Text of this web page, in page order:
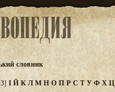
словник
ІЙКЛМНОПРС ТУФХЦ